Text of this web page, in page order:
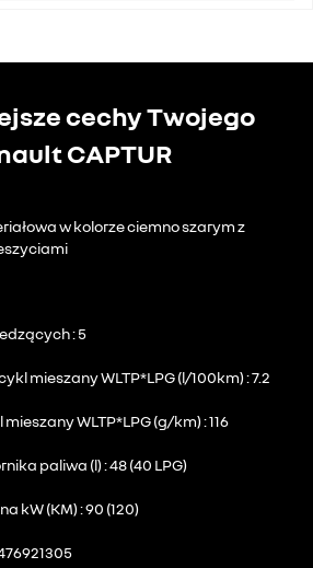
cechy Twojego
CAPTUR
w kolorze ciemno szarym z
5
mieszany WLTP*LPG (l/100km) 7.2
mieszany WLTP*LPG (g/km) 116
paliwa (l) 48 (40 LPG)
kW (KM) 90 (120)